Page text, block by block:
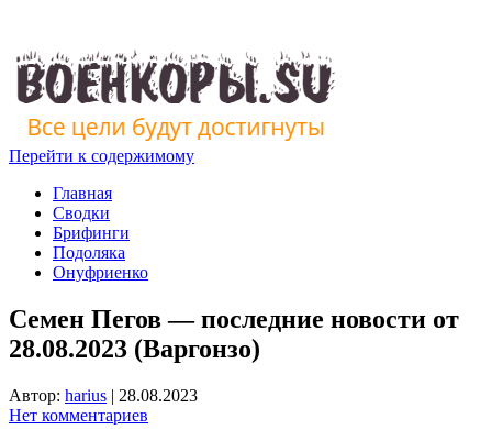
Перейти к содержимому
Главная
Сводки
Брифинги
Подоляка
Онуфриенко
Семен Пегов — последние новости от
28.08.2023 (Варгонзо)
Автор: harius | 28.08.2023
Нет комментариев